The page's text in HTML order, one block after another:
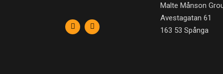
F
a
c
L
i
n
Malte Månson
Avestagatan 61
163 53 Spånga